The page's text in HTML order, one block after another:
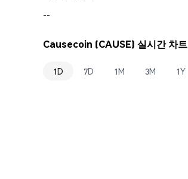
--
Causecoin (CAUSE) 실시간 차트
1D 7D 1M 3M 1Y